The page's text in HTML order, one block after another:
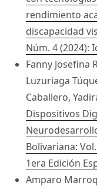
rendimiento
discapacidad
Núm. 4 (2024):
Fanny Josefina
Luzuriaga
Caballero,
Dispositivos
Bolivariana:
1era Edición
Amparo